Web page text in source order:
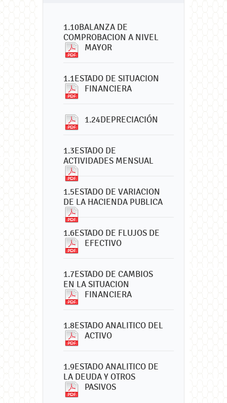
1.10BALANZA DE
COMPROBACION A NIVEL
MAYOR
1.1ESTADO DE SITUACION
FINANCIERA
1.24DEPRECIACIÓN
1.3ESTADO DE
ACTIVIDADES MENSUAL
1.5ESTADO DE VARIACION
DE LA HACIENDA PUBLICA
1.6ESTADO DE FLUJOS DE
EFECTIVO
1.7ESTADO DE CAMBIOS
EN LA SITUACION
FINANCIERA
1.8ESTADO ANALITICO DEL
ACTIVO
1.9ESTADO ANALITICO DE
LA DEUDA Y OTROS
PASIVOS